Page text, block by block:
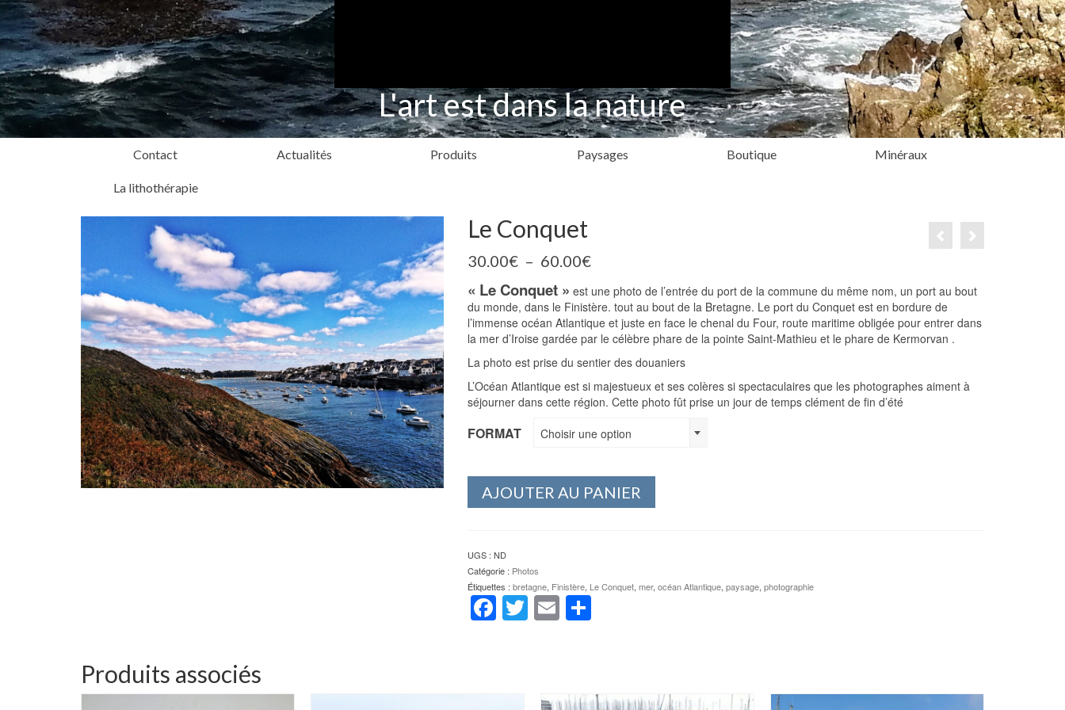
L'art est dans la nature
Contact Actualités Produits Paysages Boutique Minéraux
La lithothérapie
Le Conquet
30.00€ – 60.00€Plage
prix :
30.00€
à
60.00€
« Le Conquet » est une photo de l’entrée du port de la commune du même nom, un port au bout
du monde, dans le Finistère. tout au bout de la Bretagne. Le port du Conquet est en bordure de
l’immense océan Atlantique et juste en face le chenal du Four, route maritime obligée pour entrer dans
la mer d’Iroise gardée par le célèbre phare de la pointe Saint-Mathieu et le phare de Kermorvan .
La photo est prise du sentier des douaniers
L’Océan Atlantique est si majestueux et ses colères si spectaculaires que les photographes aiment à
séjourner dans cette région. Cette photo fût prise un jour de temps clément de fin d’été
FORMAT Choisir une option
AJOUTER AU PANIER
UGS : ND
Catégorie : Photos
Étiquettes : bretagne, Finistère, Le Conquet, mer, océan Atlantique, paysage, photographie
Facebook
Twitter
EmailPartager
Produits associés